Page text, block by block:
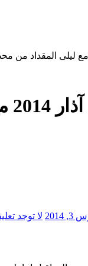
نيوز
2014 لا توجد